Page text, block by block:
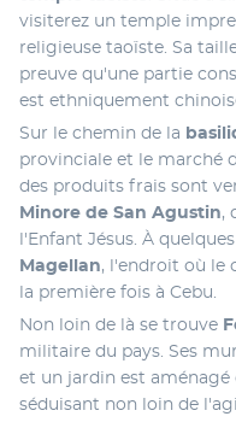
visiterez un temple
religieuse taoïste. Sa
preuve qu'une partie
est ethniquement
Sur le chemin de la
provinciale et le marché
Minore de San Agustin,
l'Enfant Jésus. À
Magellan, l'endroit où le
la première fois à Cebu.
Non loin de là se trouve
militaire du pays. Ses
et un jardin est
séduisant non loin de